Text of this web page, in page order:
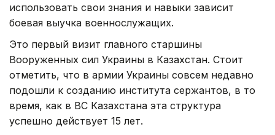
использовать свои знания и навыки зависит
боевая выучка военнослужащих.
Это первый визит главного старшины
Вооруженных сил Украины в Казахстан. Стоит
отметить, что в армии Украины совсем недавно
подошли к созданию института сержантов, в то
время, как в ВС Казахстана эта структура
успешно действует 15 лет.